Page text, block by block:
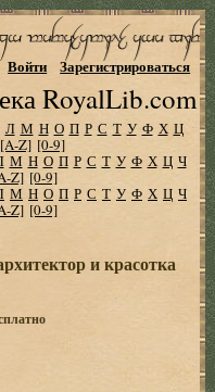
RoyalLib.com
Войти Зарегистрироваться
Л М Н О П Р С Т У Ф Х Ц
[A-Z] [0-9]
М Н О П Р С Т У Ф Х Ц Ч
Z] [0-9]
М Н О П Р С Т У Ф Х Ц Ч
Z] [0-9]
и красотка